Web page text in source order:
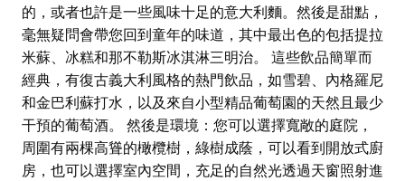
的，或者也許是一些風味十足的意大利麵。然後是甜點，
毫無疑問會帶您回到童年的味道，其中最出色的包括提拉
米蘇、冰糕和那不勒斯冰淇淋三明治。 這些飲品簡單而
經典，有復古義大利風格的熱門飲品，如雪碧、內格羅尼
和金巴利蘇打水，以及來自小型精品葡萄園的天然且最少
干預的葡萄酒。 然後是環境：您可以選擇寬敞的庭院，
周圍有兩棵高聳的橄欖樹，綠樹成蔭，可以看到開放式廚
房，也可以選擇室內空間，充足的自然光透過天窗照射進